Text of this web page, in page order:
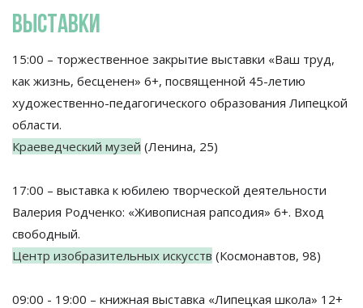
ВЫСТАВКИ
15:00 – торжественное закрытие выставки «Ваш труд,
как жизнь, бесценен» 6+, посвященной 45-летию
художественно-педагогического образования Липецкой
области.
Краеведческий музей (Ленина, 25)
17:00 – выставка к юбилею творческой деятельности
Валерия Родченко: «Живописная рапсодия» 6+. Вход
свободный.
Центр изобразительных искусств (Космонавтов, 98)
09:00 - 19:00 – книжная выставка «Липецкая школа» 12+